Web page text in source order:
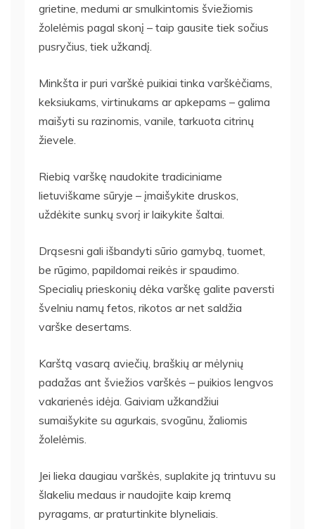
grietine, medumi ar smulkintomis šviežiomis
žolelėmis pagal skonį – taip gausite tiek sočius
pusryčius, tiek užkandį.
Minkšta ir puri varškė puikiai tinka varškėčiams,
keksiukams, virtinukams ar apkepams – galima
maišyti su razinomis, vanile, tarkuota citrinų
žievele.
Riebią varškę naudokite tradiciniame
lietuviškame sūryje – įmaišykite druskos,
uždėkite sunkų svorį ir laikykite šaltai.
Drąsesni gali išbandyti sūrio gamybą, tuomet,
be rūgimo, papildomai reikės ir spaudimo.
Specialių prieskonių dėka varškę galite paversti
švelniu namų fetos, rikotos ar net saldžia
varške desertams.
Karštą vasarą aviečių, braškių ar mėlynių
padažas ant šviežios varškės – puikios lengvos
vakarienės idėja. Gaiviam užkandžiui
sumaišykite su agurkais, svogūnu, žaliomis
žolelėmis.
Jei lieka daugiau varškės, suplakite ją trintuvu su
šlakeliu medaus ir naudojite kaip kremą
pyragams, ar praturtinkite blyneliais.